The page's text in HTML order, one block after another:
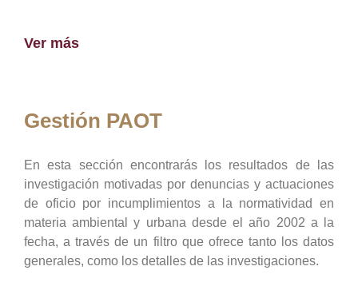
Ver más
Gestión PAOT
En esta sección encontrarás los resultados de las
investigación motivadas por denuncias y actuaciones
de oficio por incumplimientos a la normatividad en
materia ambiental y urbana desde el año 2002 a la
fecha, a través de un filtro que ofrece tanto los datos
generales, como los detalles de las investigaciones.